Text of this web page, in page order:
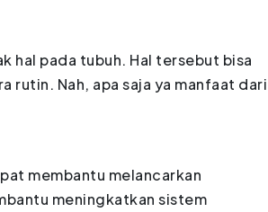
hal pada tubuh. Hal tersebut bisa
rutin. Nah, apa saja ya manfaat dari
membantu melancarkan
meningkatkan sistem